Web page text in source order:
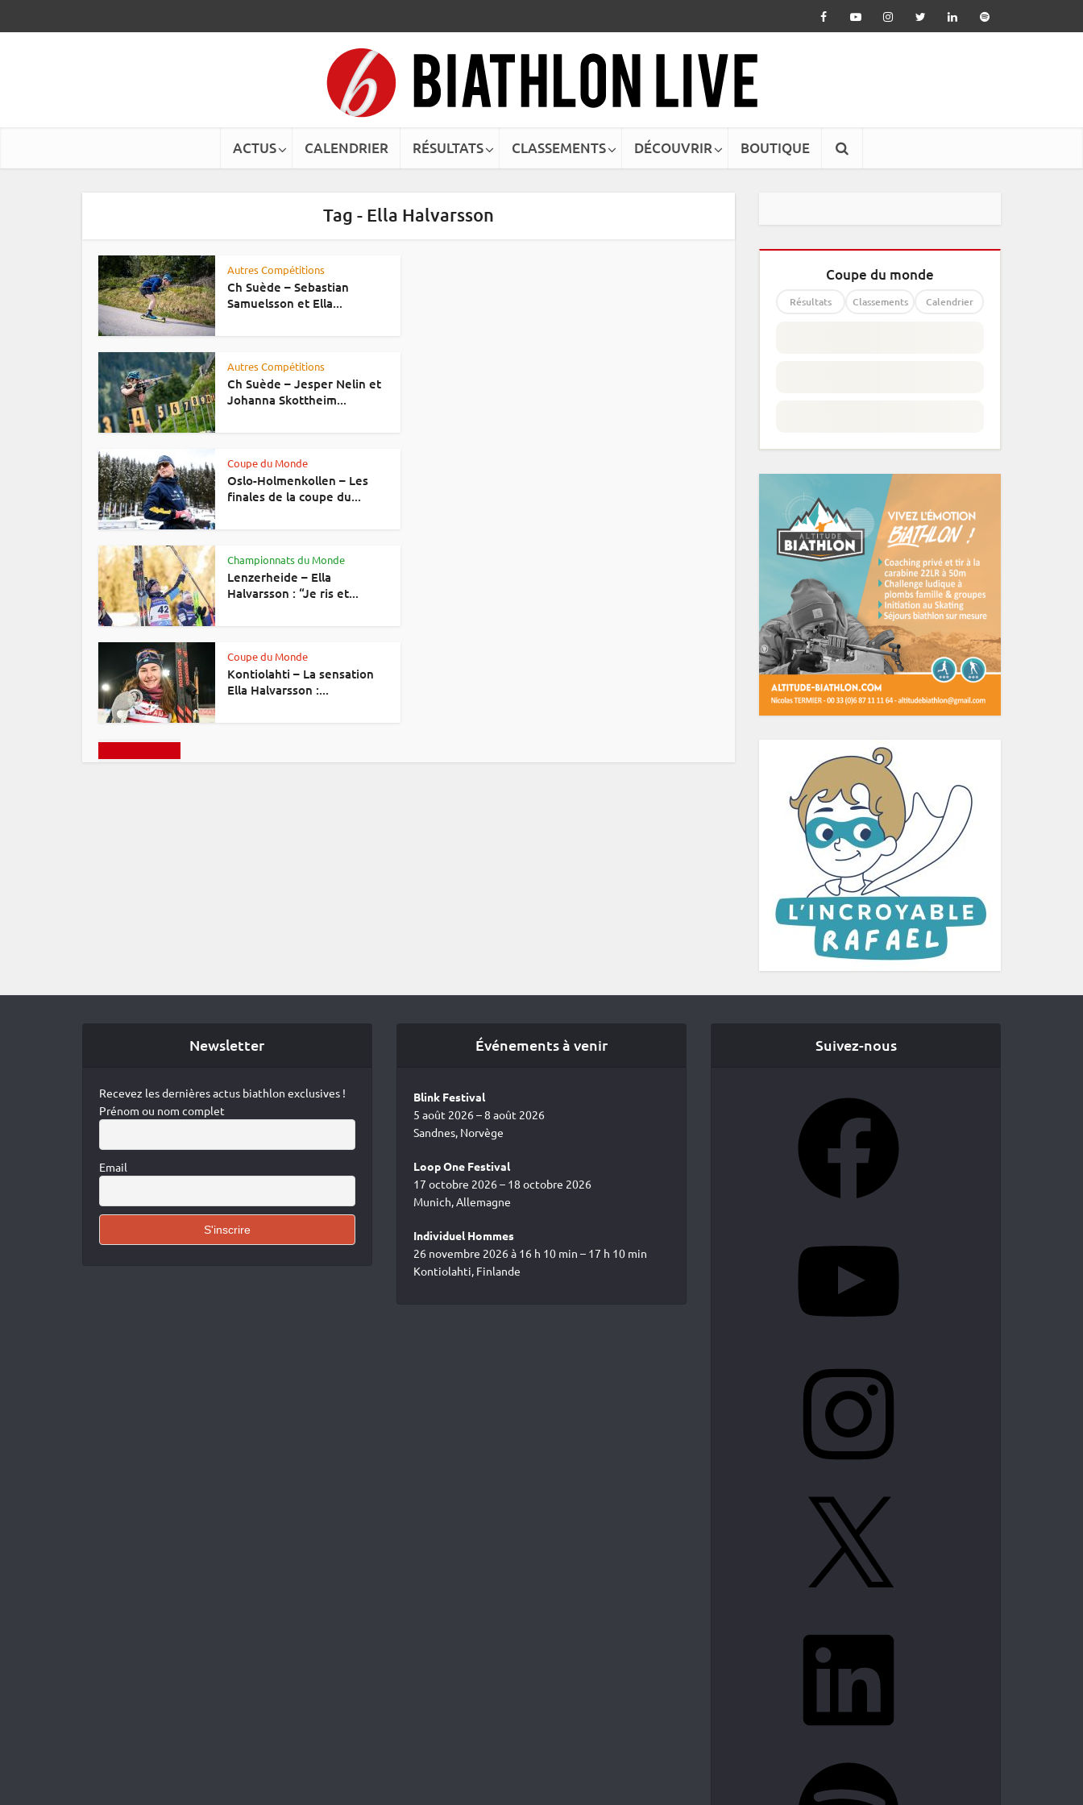
ACTUS CALENDRIER RÉSULTATS CLASSEMENTS DÉCOUVRIR BOUTIQUE
Tag - Ella Halvarsson
Autres Compétitions
Ch Suède – Sebastian
Samuelsson et Ella...
Autres Compétitions
Ch Suède – Jesper Nelin et
Johanna Skottheim...
Coupe du Monde
Oslo-Holmenkollen – Les
finales de la coupe du...
Championnats du Monde
Lenzerheide – Ella
Halvarsson : “Je ris et...
Coupe du Monde
Kontiolahti – La sensation
Ella Halvarsson :...
Coupe du monde
Résultats Classements Calendrier
Newsletter
Recevez les dernières actus biathlon exclusives !
Prénom ou nom complet
Email
Événements à venir
Blink Festival
5 août 2026 – 8 août 2026
Sandnes, Norvège
Loop One Festival
17 octobre 2026 – 18 octobre 2026
Munich, Allemagne
Individuel Hommes
26 novembre 2026 à 16 h 10 min – 17 h 10 min
Kontiolahti, Finlande
Suivez-nous